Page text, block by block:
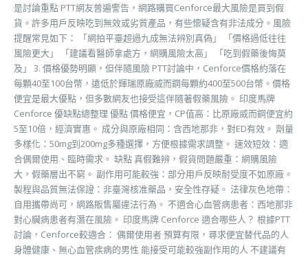
是討論重點 PTT網友普遍警告，網路購買Cenforce最大風險是買到假
貨。許多用戶反映吃到無效或劣質產品，有些懷疑含有非法成分。風險
提醒常見如下： 「網拍平臺超過九成無法辨別真偽」 「價格過低往往
風險更大」 「建議看醫師拿處方，網購風險太高」 「吃到假藥後悔莫
及」 3. 價格優勢明顯，但伴隨風險 PTT討論中，Cenforce價格約落在
每顆40至100台幣，遠低於輝瑞原廠威而鋼每顆約400至500台幣。價格
便宜是最大優點，但多數網友也接受這伴隨著假藥風險。 印度馬牌
Cenforce 優缺點總整理 優點 價格便宜，CP值高：比原廠威而鋼便宜約
5至10倍，經濟實惠。 成分與原廠相同：含西地那非，對ED有效。 劑量
多樣化：50mg到200mg多種選擇，方便根據需求調整。 速效短效：適
合偶爾使用、臨時需求。 缺點 真假難辨，假貨問題嚴重：網購風險
大，假藥層出不窮。 副作用可能較強：部分用戶反映耐受度不如原廠。
製程與品質無法保證：非臺灣核准藥品，安全性存疑。 法律灰色地帶：
自用攜帶尚可，網路販售屬違法行為。 不適合心血管病患者：西地那非
對心臟病患者有潛在風險。 印度馬牌 Cenforce 適合哪些人？ 根據PTT
討論，Cenforce較適合： 偶爾使用者 預算有限，尋求便宜替代品的人
身體健康、無心血管疾病的男性 能接受可能較強副作用的人 不建議有